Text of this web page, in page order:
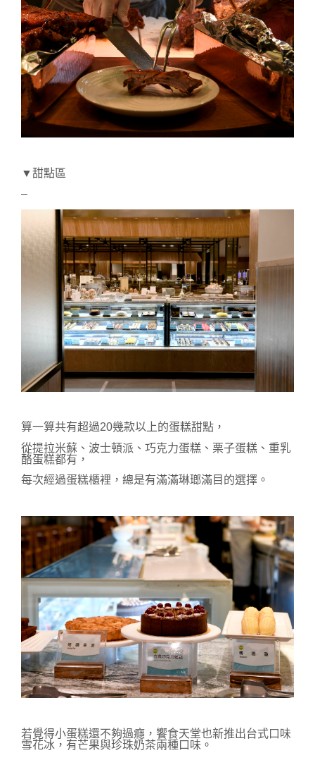
▼甜點區
–
算一算共有超過20幾款以上的蛋糕甜點，
從提拉米蘇、波士頓派、巧克力蛋糕、栗子蛋糕、重乳
酪蛋糕都有，
每次經過蛋糕櫃裡，總是有滿滿琳瑯滿目的選擇。
若覺得小蛋糕還不夠過癮，饗食天堂也新推出台式口味
雪花冰，有芒果與珍珠奶茶兩種口味。